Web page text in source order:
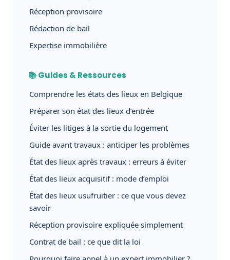
Réception provisoire
Rédaction de bail
Expertise immobilière
📚 Guides & Ressources
Comprendre les états des lieux en Belgique
Préparer son état des lieux d’entrée
Éviter les litiges à la sortie du logement
Guide avant travaux : anticiper les problèmes
État des lieux après travaux : erreurs à éviter
État des lieux acquisitif : mode d’emploi
État des lieux usufruitier : ce que vous devez
savoir
Réception provisoire expliquée simplement
Contrat de bail : ce que dit la loi